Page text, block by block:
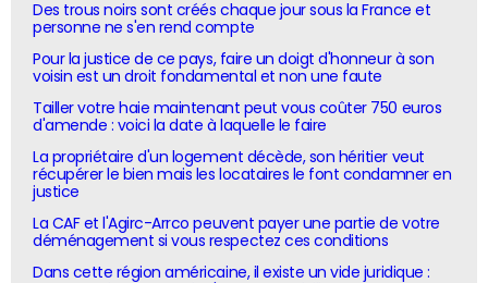
Des trous noirs sont créés chaque jour sous la France et
personne ne s'en rend compte
Pour la justice de ce pays, faire un doigt d'honneur à son
voisin est un droit fondamental et non une faute
Tailler votre haie maintenant peut vous coûter 750 euros
d'amende : voici la date à laquelle le faire
La propriétaire d'un logement décède, son héritier veut
récupérer le bien mais les locataires le font condamner en
justice
La CAF et l'Agirc-Arrco peuvent payer une partie de votre
déménagement si vous respectez ces conditions
Dans cette région américaine, il existe un vide juridique :